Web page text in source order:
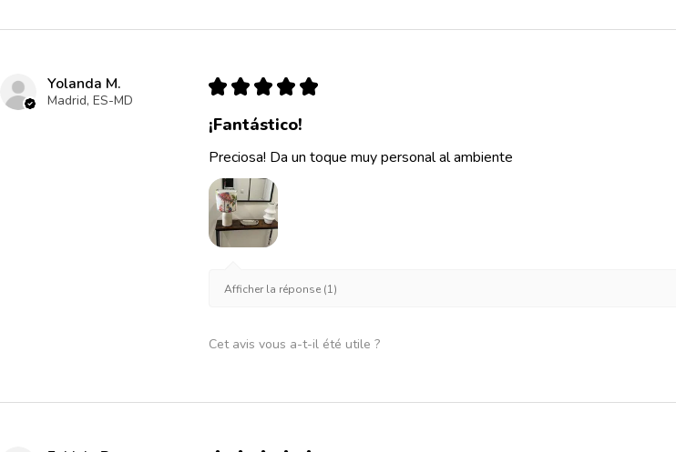
Yolanda M.
Madrid, ES-MD
★ ★ ★ ★ ★
¡Fantástico!
Preciosa! Da un toque muy personal al ambiente
Afficher la réponse (1)
Cet avis vous a-t-il été utile ?